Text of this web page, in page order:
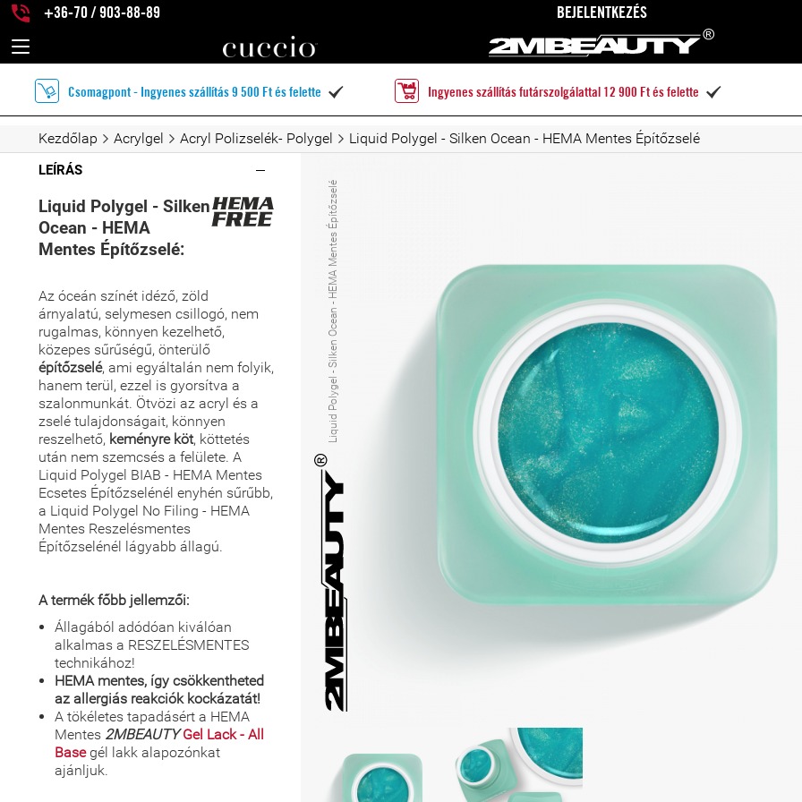
+36-70 / 903-88-89 BEJELENTKEZÉS
Csomagpont - Ingyenes szállítás 9 500 Ft és felette  Ingyenes szállítás futárszolgálattal 12 900 Ft és felette 
Kezdőlap Acrylgel Acryl Polizselék- Polygel Liquid Polygel - Silken Ocean - HEMA Mentes Építőzselé
LEÍRÁS
Liquid Polygel - Silken
Ocean - HEMA
Mentes Építőzselé:
Az óceán színét idéző, zöld
árnyalatú, selymesen csillogó, nem
rugalmas, könnyen kezelhető,
közepes sűrűségű, önterülő
építőzselé, ami egyáltalán nem folyik,
hanem terül, ezzel is gyorsítva a
szalonmunkát. Ötvözi az acryl és a
zselé tulajdonságait, könnyen
reszelhető, keményre köt, köttetés
után nem szemcsés a felülete. A
Liquid Polygel BIAB - HEMA Mentes
Ecsetes Építőzselénél enyhén sűrűbb,
a Liquid Polygel No Filing - HEMA
Mentes Reszelésmentes
Építőzselénél lágyabb állagú.
A termék főbb jellemzői:
Állagából adódóan kiválóan
alkalmas a RESZELÉSMENTES
technikához!
HEMA mentes, így csökkentheted
az allergiás reakciók kockázatát!
A tökéletes tapadásért a HEMA
Mentes 2MBEAUTY Gel Lack - All
Basegél lakk alapozónkat
ajánljuk.
Liquid Polygel - Silken Ocean - HEMA Mentes Építőzselé